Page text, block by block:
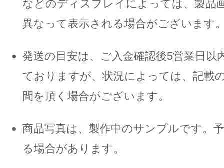
などのディスプレイによっては、製品
異なって表示される場合がございます
発送の目安は、ご入金確認後5営業日以
ておりますが、状況によっては、記載
間を頂く場合がございます。
商品写真は、製作中のサンプルです。
る場合があります。